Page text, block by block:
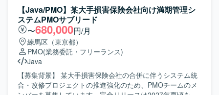
ことができる環境です。 【開発環境】 アンケート基盤
SaaSおよび関連する顧客接点システム群を対象としたシス
テム導入プロジェクトとなります。
て、社員代替としてPMOおよびプロジェクトマネジメント
実行支援をご担当いただきます。具体的には、プロジェク
ト計画の策定、進捗・課題・リスク・コミュニケーション
管理を行っていただきます。また、基幹システム（ERP／
CRM／SFA）刷新における要件定義、業務可視化、導入推
進および移行、UATの推進を実施していただきます。さら
に、DXやCX向上、BPRの推進、事業企画・営業企画の検
討、決済代行部門やIT、CS、経理、法務、内部監査などの
関係各所との調整業務も幅広く担っていただきます。 【求
【Java/PMO】某大手損害保険会社向け満期管理シ
ステムPMOサブリード
〜680,000円/月
練馬区（東京都）
PMO(業務委託・フリーランス)
Java
【募集背景】 某大手損害保険会社の合併に伴うシステム統
合・改修プロジェクトの推進強化のため、PMOチームのメ